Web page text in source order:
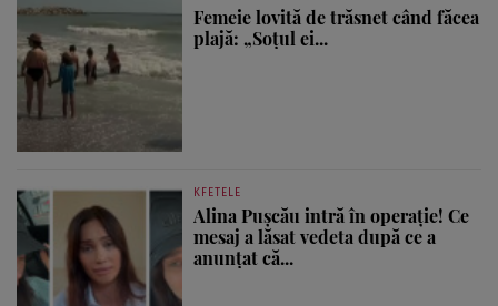
Femeie lovită de trăsnet când făcea
plajă: „Soțul ei...
KFETELE
Alina Pușcău intră în operație! Ce
mesaj a lăsat vedeta după ce a
anunțat că...